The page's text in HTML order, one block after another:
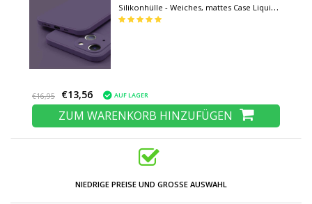
Silikonhülle - Weiches, mattes Case Liquid
Cover Lila
€16,95 €13,56 AUF LAGER
ZUM WARENKORB HINZUFÜGEN
NIEDRIGE PREISE UND GROSSE AUSWAHL